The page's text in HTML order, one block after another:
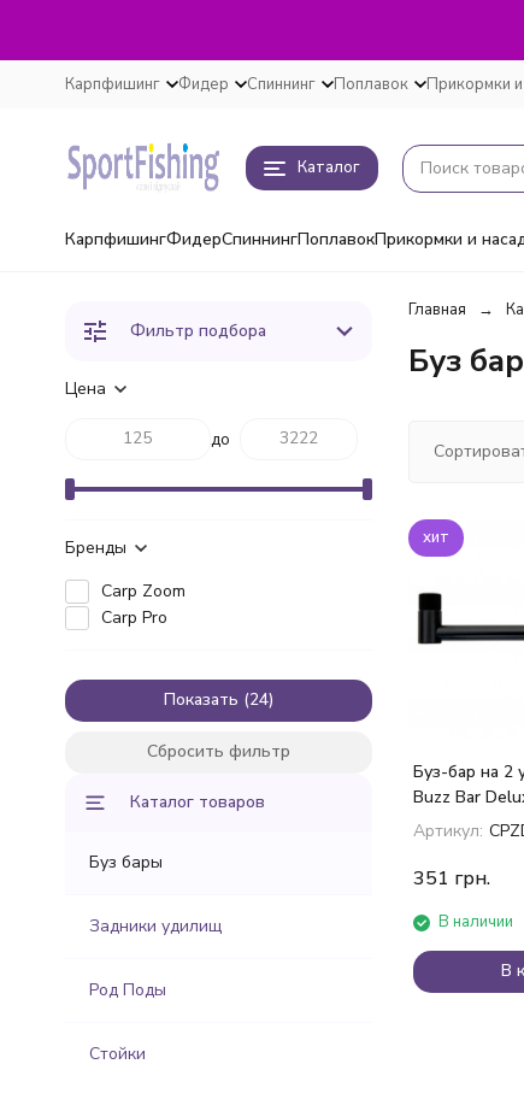
Карпфишинг Фидер Спиннинг Поплавок Прикормки и
Каталог
КарпфишингФидерСпиннингПоплавокПрикормки и
Главная
Буз
хит
Буз-бар на 2
Buzz Bar
Артикул:
351 грн.
В наличии
В
Фильтр подбора
Цена
до
Бренды
Carp Zoom
Carp Pro
Показать
Сбросить фильтр
Каталог товаров
Буз бары
Задники удилищ
Род Поды
Стойки